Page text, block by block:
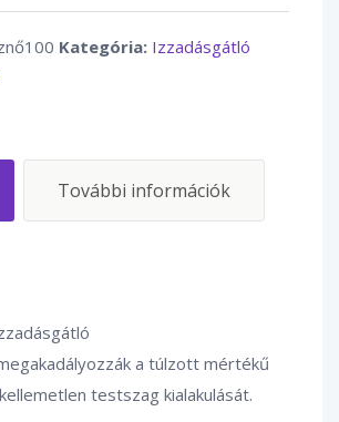
Kategória: Izzadásgátló
További információk
a túlzott mértékű
testszag kialakulását.